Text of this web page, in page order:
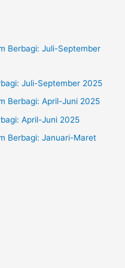
Berbagi: Juli-September
Juli-September 2025
Berbagi: April-Juni 2025
April-Juni 2025
Berbagi: Januari-Maret